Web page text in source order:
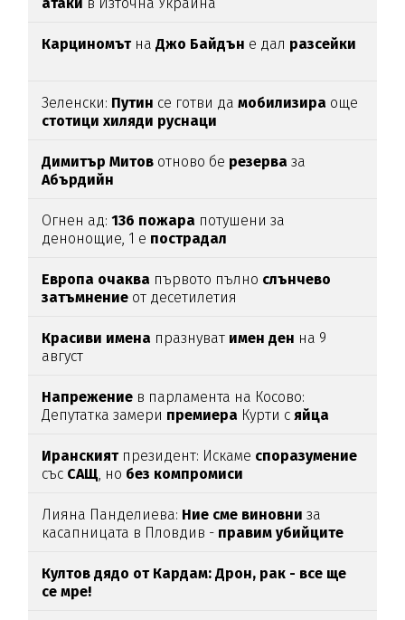
КарциномътнаДжо Байдън е дал разсейки
Зеленски: Путин се готви дамобилизира още
стотици хиляди руснаци
Димитър Митов отново бе резерва за
Абърдийн
Огнен ад:136 пожара потушени за
денонощие, 1 е пострадал
Европа очаква първото пълно слънчево
затъмнение от десетилетия
Красиви имена празнуват имен ден на 9
август
Напрежение в парламента на Косово:
Депутатка замери премиера Курти сяйца
Иранскиятпрезидент: Искаме споразумение
със САЩ, но без компромиси
Лияна Панделиева: Ние сме виновниза
касапницата в Пловдив - правим убийците
Култов дядо от Кардам: Дрон, рак - все ще
се мре!